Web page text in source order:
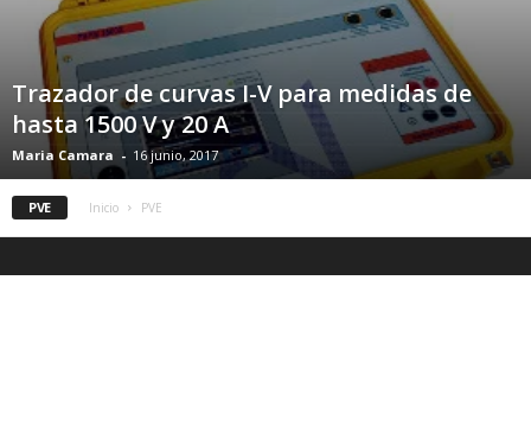
Trazador de curvas I-V para medidas de
hasta 1500 V y 20 A
Maria Camara - 16 junio, 2017
PVE Inicio PVE